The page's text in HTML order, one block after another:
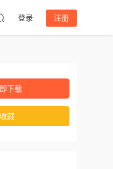
登录 注册
下载
收藏